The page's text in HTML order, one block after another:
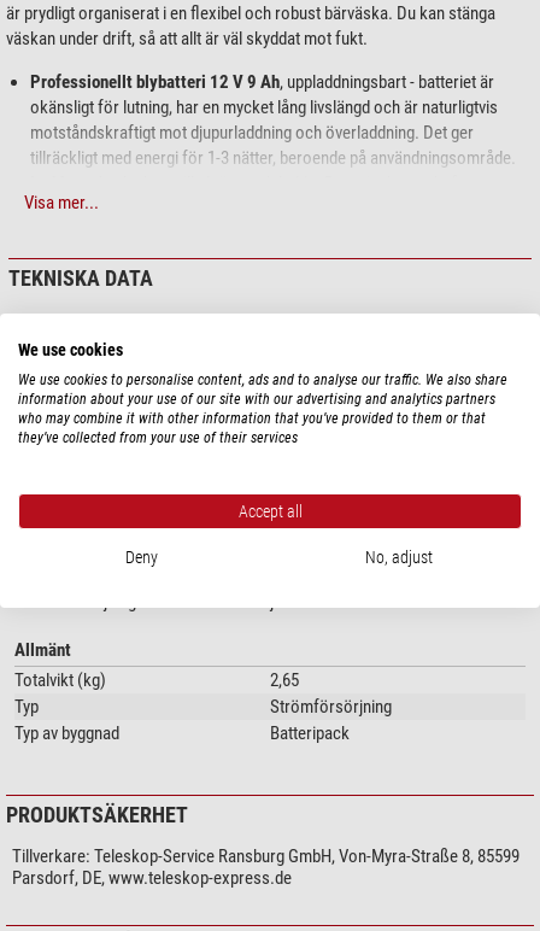
är prydligt organiserat i en flexibel och robust bärväska. Du kan stänga
väskan under drift, så att allt är väl skyddat mot fukt.
Professionellt blybatteri 12 V 9 Ah, uppladdningsbart - batteriet är
okänsligt för lutning, har en mycket lång livslängd och är naturligtvis
motståndskraftigt mot djupurladdning och överladdning. Det ger
tillräckligt med energi för 1-3 nätter, beroende på användningsområde.
anslutet under en längre tid, överladdning är omöjlig. När batteriet är fullt
Kabel för 12 V medinbyggteluttag (cigarettändaruttag) och
krokodilklämmor. Anslutningen är flexibel och stabil.
Väderbeständig bärväska- allt är på sin plats och du har till och med
monteringen. Du kan förvara ytterligare tillbehör i ytterfickan. Du kan
sedan bära väskan bekvämt med axelremmen, så att du har händerna
fria.
TS Optics är ett varumärke som tillhör Teleskop.
Visa mer...
TEKNISKA DATA
Utgångsspänning
12
Strömstyrka (A)
9
Kabellängd (m)
2
Cigarettändarkontakt
Allmänt
Totalvikt (kg)
2,65
Typ
Strömförsörjning
Typ av byggnad
Batteripack
PRODUKTSÄKERHET
Tillverkare: Teleskop-Service Ransburg GmbH, Von-Myra-Straße 8, 85599
Parsdorf, DE, www.teleskop-express.de
We use cookies
We use cookies to personalise content, ads and to analyse our traffic. We also share
information about your use of our site with our advertising and analytics partners
who may combine it with other information that you’ve provided to them or that
they’ve collected from your use of their services
Accept all
Deny No, adjust